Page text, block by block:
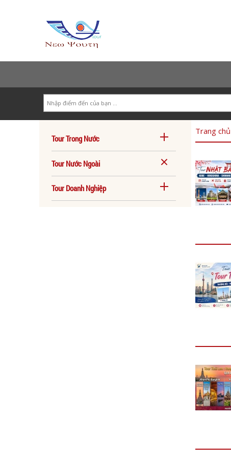
Search
Tour Trong Nước
Tour Nước Ngoài
Tour Doanh Nghiệp
Trang chủ